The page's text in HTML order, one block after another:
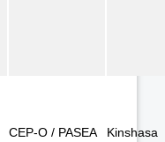
CEP-O / PASEA Kinshasa